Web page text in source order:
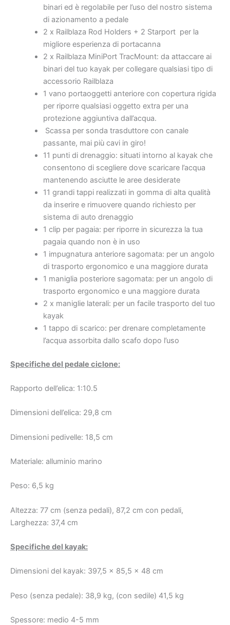
binari ed è regolabile per l’uso del nostro sistema
di azionamento a pedale
2 x Railblaza Rod Holders + 2 Starport per la
migliore esperienza di portacanna
2 x Railblaza MiniPort TracMount: da attaccare ai
binari del tuo kayak per collegare qualsiasi tipo di
accessorio Railblaza
1 vano portaoggetti anteriore con copertura rigida
per riporre qualsiasi oggetto extra per una
protezione aggiuntiva dall’acqua.
Scassa per sonda trasduttore con canale
passante, mai più cavi in giro!
11 punti di drenaggio: situati intorno al kayak che
consentono di scegliere dove scaricare l’acqua
mantenendo asciutte le aree desiderate
11 grandi tappi realizzati in gomma di alta qualità
da inserire e rimuovere quando richiesto per
sistema di auto drenaggio
1 clip per pagaia: per riporre in sicurezza la tua
pagaia quando non è in uso
1 impugnatura anteriore sagomata: per un angolo
di trasporto ergonomico e una maggiore durata
1 maniglia posteriore sagomata: per un angolo di
trasporto ergonomico e una maggiore durata
2 x maniglie laterali: per un facile trasporto del tuo
kayak
1 tappo di scarico: per drenare completamente
l’acqua assorbita dallo scafo dopo l’uso
Specifiche del pedale ciclone:
Rapporto dell’elica: 1:10.5
Dimensioni dell’elica: 29,8 cm
Dimensioni pedivelle: 18,5 cm
Materiale: alluminio marino
Peso: 6,5 kg
Altezza: 77 cm (senza pedali), 87,2 cm con pedali,
Larghezza: 37,4 cm
Specifiche del kayak:
Dimensioni del kayak: 397,5 x 85,5 x 48 cm
Peso (senza pedale): 38,9 kg, (con sedile) 41,5 kg
Spessore: medio 4-5 mm